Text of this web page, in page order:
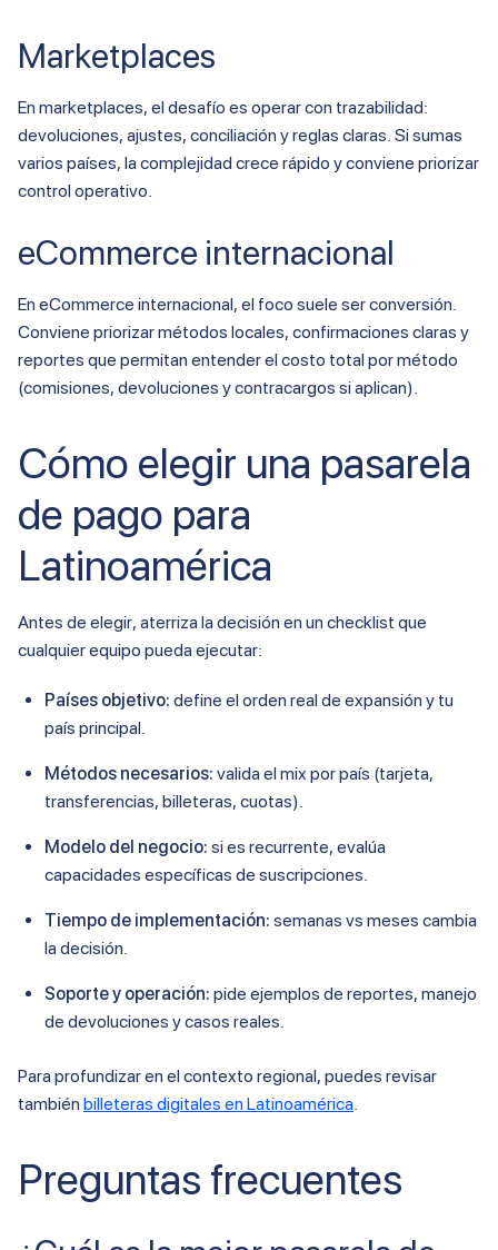
Marketplaces
En marketplaces, el desafío es operar con trazabilidad:
devoluciones, ajustes, conciliación y reglas claras. Si sumas
varios países, la complejidad crece rápido y conviene priorizar
control operativo.
eCommerce internacional
En eCommerce internacional, el foco suele ser conversión.
Conviene priorizar métodos locales, confirmaciones claras y
reportes que permitan entender el costo total por método
(comisiones, devoluciones y contracargos si aplican).
Cómo elegir una pasarela
de pago para
Latinoamérica
Antes de elegir, aterriza la decisión en un checklist que
cualquier equipo pueda ejecutar:
Países objetivo: define el orden real de expansión y tu
país principal.
Métodos necesarios: valida el mix por país (tarjeta,
transferencias, billeteras, cuotas).
Modelo del negocio: si es recurrente, evalúa
capacidades específicas de suscripciones.
Tiempo de implementación: semanas vs meses cambia
la decisión.
Soporte y operación: pide ejemplos de reportes, manejo
de devoluciones y casos reales.
Para profundizar en el contexto regional, puedes revisar
también billeteras digitales en Latinoamérica.
Preguntas frecuentes